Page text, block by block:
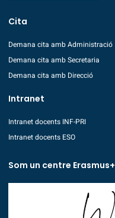
Cita
Demana cita amb Administració
Demana cita amb Secretaria
Demana cita amb Direcció
Intranet
Intranet docents INF-PRI
Intranet docents ESO
Som un centre Erasmus+